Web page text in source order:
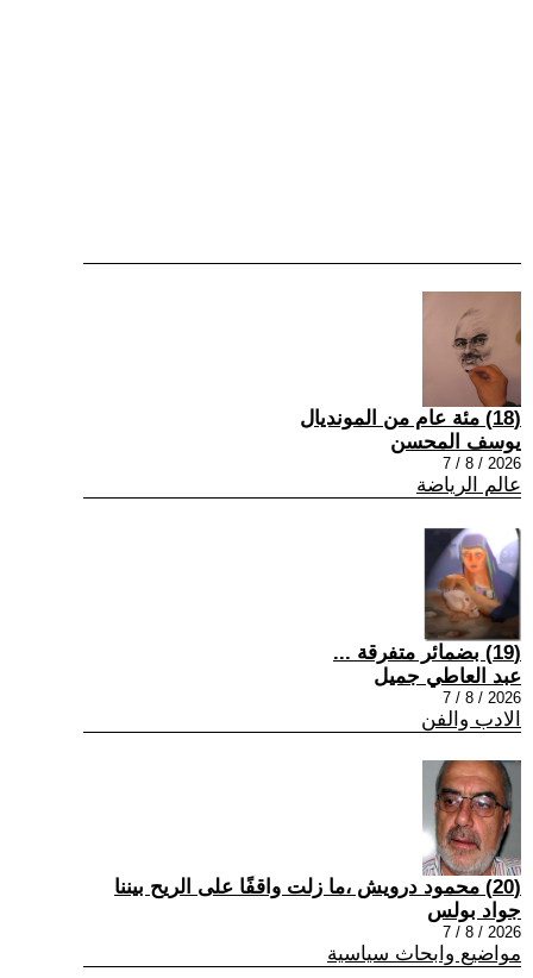
(18) مئة عام من المونديال
يوسف المحسن
2026 / 8 / 7
عالم الرياضة
(19) بضمائر متفرقة ...
عبد العاطي جميل
2026 / 8 / 7
الادب والفن
(20) محمود درويش ،ما زلت واقفًا على الريح بيننا
جواد بولس
2026 / 8 / 7
مواضيع وابحاث سياسية